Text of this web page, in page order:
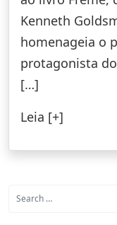
Kenneth
homenageia o
protagonista
[…]
Leia [+]